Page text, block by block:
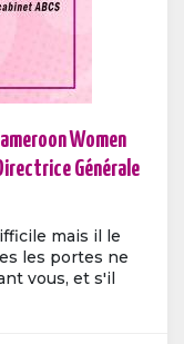
Women
Générale
mais il le
les portes ne
vous, et s'il